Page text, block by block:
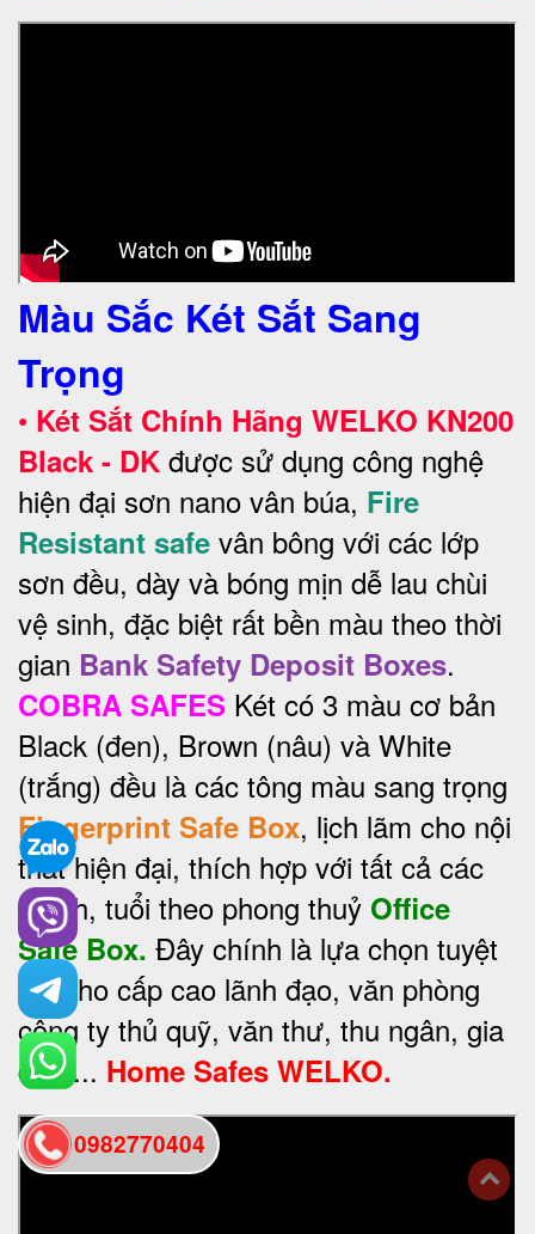
Màu Sắc Két Sắt Sang
Trọng
• Két Sắt Chính Hãng WELKO KN200
Black - DK được sử dụng công nghệ
hiện đại sơn nano vân búa, Fire
Resistant safe vân bông với các lớp
sơn đều, dày và bóng mịn dễ lau chùi
vệ sinh, đặc biệt rất bền màu theo thời
gian Bank Safety Deposit Boxes.
COBRA SAFES Két có 3 màu cơ bản
Black (đen), Brown (nâu) và White
(trắng) đều là các tông màu sang trọng
Fingerprint Safe Box, lịch lãm cho nội
thất hiện đại, thích hợp với tất cả các
mệnh, tuổi theo phong thuỷ Office
Safe Box. Đây chính là lựa chọn tuyệt
vời cho cấp cao lãnh đạo, văn phòng
công ty thủ quỹ, văn thư, thu ngân, gia
đình... Home Safes WELKO.
0982770404